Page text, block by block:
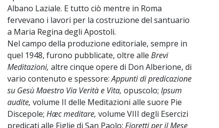
Albano Laziale. E tutto ciò mentre in Roma
fervevano i lavori per la costruzione del santuario
a Maria Regina degli Apostoli.
Nel campo della produzione editoriale, sempre in
quel 1948, furono pubblicate, oltre alle Brevi
Meditazioni, altre cinque opere di Don Alberione, di
vario contenuto e spessore:Appunti di predicazione
su Gesù Maestro Via Verità e Vita, opuscolo; Ipsum
audite, volume II delle Meditazioni alle suore Pie
Discepole; Hæc meditare, volume VIII degli Esercizi
predicati alle Figlie di San Paolo; Fioretti per il Mese